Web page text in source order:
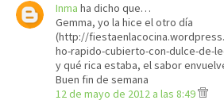
Inma ha dicho que…
Gemma, yo la hice el otro día
(http://
ho-rapido-cubierto-con-dulce-de-
y qué rica estaba, el sabor
Buen fin de semana
12 de mayo de 2012 a las 8:49